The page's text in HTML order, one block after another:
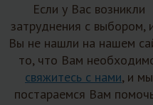
Если у Вас возникли
затруднения с выбором,
Вы не нашли на нашем
то, что Вам
свяжитесь с нами, и мы
постараемся Вам